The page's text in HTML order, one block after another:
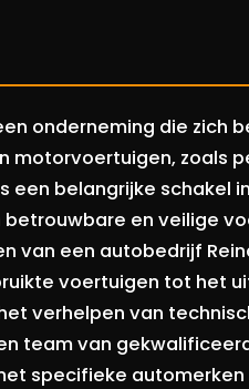
onderneming die zich
motorvoertuigen, zoals
een belangrijke schakel
betrouwbare en veilige
van een autobedrijf
voertuigen tot het
verhelpen van
team van
specifieke